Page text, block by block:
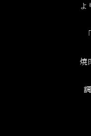
よ
焼